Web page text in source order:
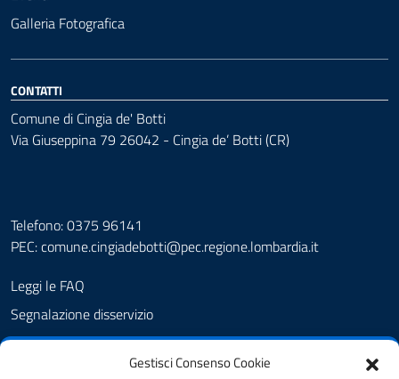
Gestisci Consenso Cookie
Galleria Fotografica
CONTATTI
Comune di Cingia de' Botti
Via Giuseppina 79 26042 - Cingia de’ Botti (CR)
Telefono: 0375 96141
PEC:comune.cingiadebotti@pec.regione.lombardia.it
Leggi le FAQ
Segnalazione disservizio
Prenotazione appuntamento